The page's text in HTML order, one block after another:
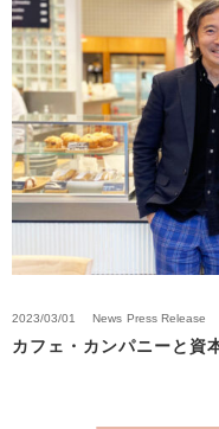
2023/03/01 News Press Release
カフェ・カンパニーと資